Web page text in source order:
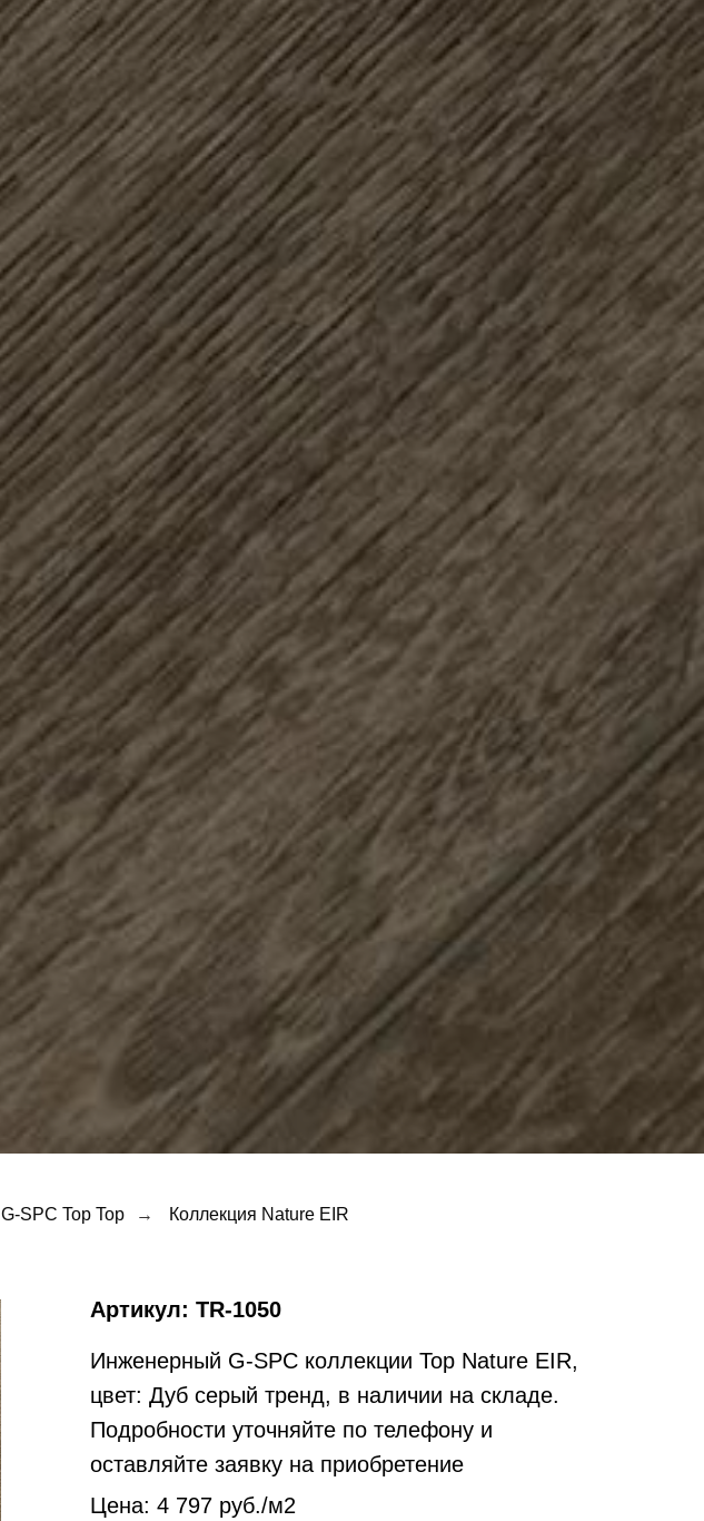
G-SPC Top Top → Коллекция Nature EIR
Артикул: ТR-1050
Инженерный G-SPC коллекции Top Nature EIR,
цвет: Дуб серый тренд, в наличии на складе.
Подробности уточняйте по телефону и
оставляйте заявку на приобретение
Цена: 4 797 руб./м2